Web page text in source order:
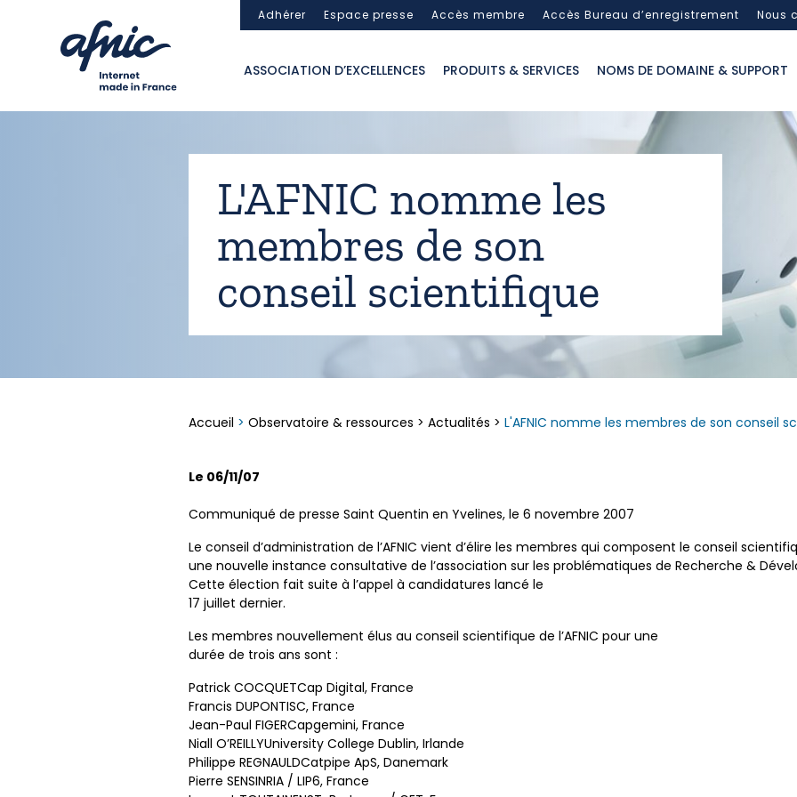
Adhérer Espace presse Accès membre Accès Bureau d’enregistrement Nous
ASSOCIATION D’EXCELLENCES PRODUITS & SERVICES NOMS DE DOMAINE & SUPPORT
L'AFNIC nomme les
membres de son
conseil scientifique
Accueil > Observatoire & ressources > Actualités > L'AFNIC nomme les membres de son conseil
Le 06/11/07
Communiqué de presse Saint Quentin en Yvelines, le 6 novembre 2007
Le conseil d’administration de l’AFNIC vient d’élire les membres qui composent le conseil
une nouvelle instance consultative de l’association sur les problématiques de Recherche &
Cette élection fait suite à l’appel à candidatures lancé le
17 juillet dernier.
Les membres nouvellement élus au conseil scientifique de l’AFNIC pour une
durée de trois ans sont :
Patrick COCQUETCap Digital, France
Francis DUPONTISC, France
Jean-Paul FIGERCapgemini, France
Niall O’REILLYUniversity College Dublin, Irlande
Philippe REGNAULDCatpipe ApS, Danemark
Pierre SENSINRIA / LIP6, France